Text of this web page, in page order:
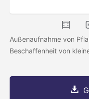
Außenaufnahme von
Beschaffenheit von